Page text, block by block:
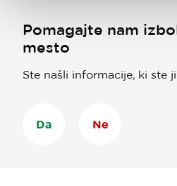
Pomagajte nam
mesto
Ste našli informacije, ki ste
Da Ne